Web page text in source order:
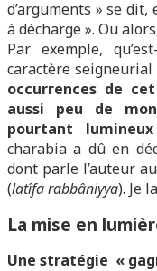
d’arguments » se
à décharge ». Ou
Par exemple,
caractère seigneurial
occurrences de
aussi peu de
pourtant
charabia a dû en
dont parle l’auteur
(latîfarabbâniyya). Je
La mise en
Une stratégie «